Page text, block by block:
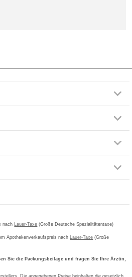
nach Lauer-Taxe (Große Deutsche Spezialitätentaxe)
Apothekenverkaufspreis nach Lauer-Taxe (Große
Sie die Packungsbeilage und fragen Sie Ihre Ärztin,